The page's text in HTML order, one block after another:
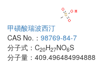
甲磺酸瑞波西汀
CAS No.： 98769-84-7
分子式： C20H27NO6S
分子量： 409.496484994888